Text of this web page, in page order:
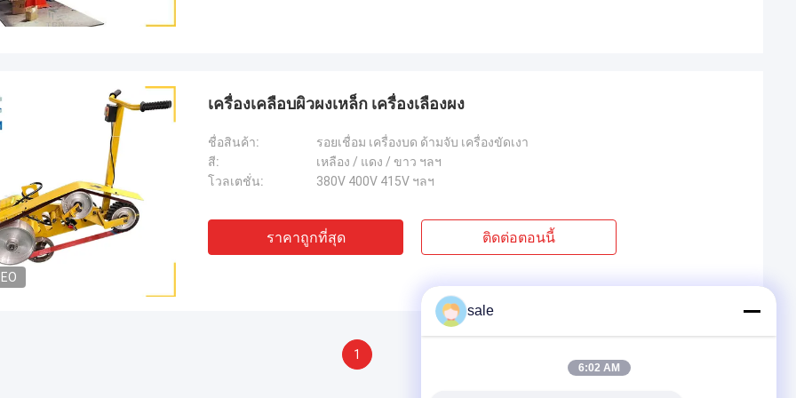
เครื่องเคลือบผิวผงเหล็ก เครื่องเลืองผง
ชื่อสินค้า:
รอยเชื่อม เครื่องบด ด้ามจับ เครื่องขัดเงา
สี:
เหลือง / แดง / ขาว ฯลฯ
โวลเตชั่น:
380V 400V 415V ฯลฯ
ราคาถูกที่สุด ติดต่อตอนนี้
1
sale
6:02 AM